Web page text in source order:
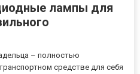
лампы для
– полностью
средстве для себя